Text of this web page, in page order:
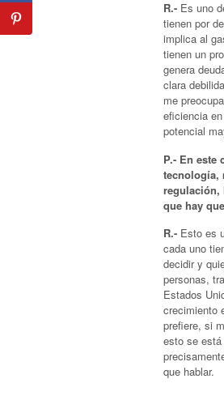
R.- Es uno
tienen por
implica al
tienen un
genera
clara
me
eficiencia
potencial
P.- En este
tecnología,
regulación,
que hay
R.- Esto es
cada uno
decidir y
personas,
Estados
crecimiento
prefiere, si
esto se
que hablar.